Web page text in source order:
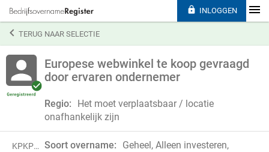
TERUG NAAR SELECTIE
Europese webwinkel te koop gevraagd
door ervaren ondernemer
Regio:
Het moet verplaatsbaar / locatie
onafhankelijk zijn
KPKP25RJG45D Soort overname:
Geheel, Alleen investeren,
 INLOGGEN